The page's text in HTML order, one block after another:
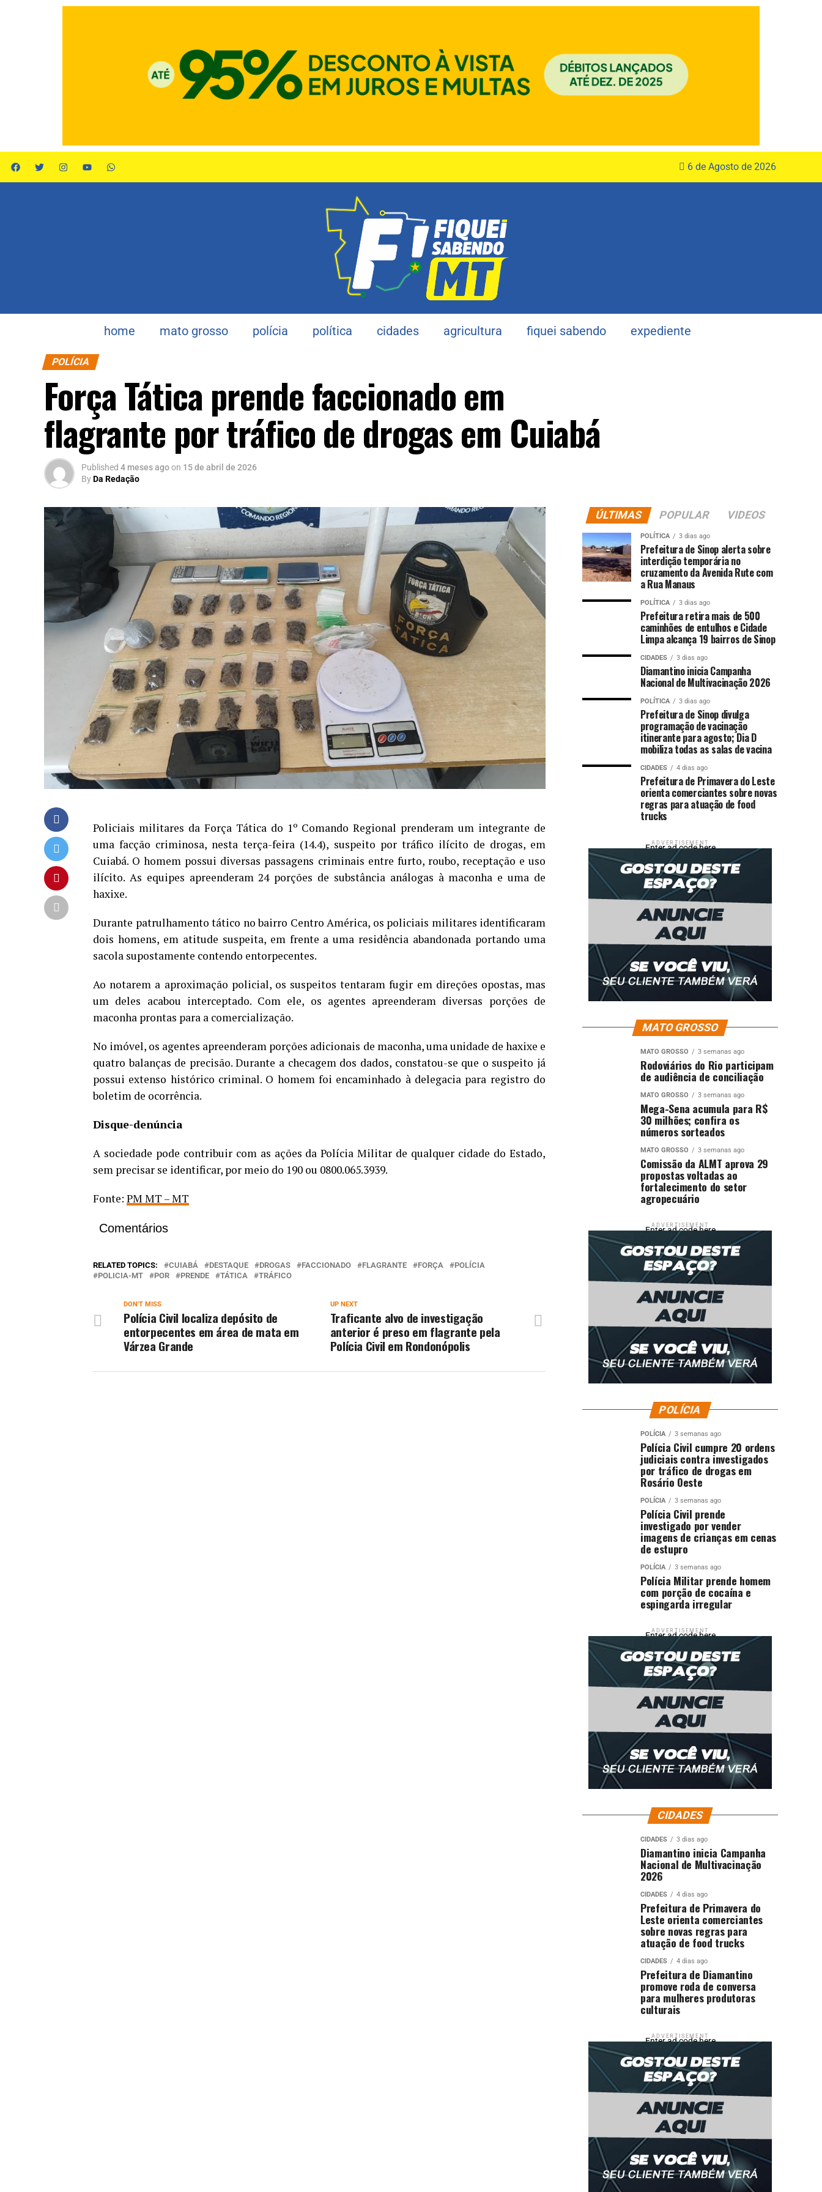
6 de Agosto de 2026
home mato grosso polícia política cidades agricultura fiquei sabendo expediente
POLÍCIA
Força Tática prende faccionado em
flagrante por tráfico de drogas em Cuiabá
Published 4 meses agoon 15 de abril de 2026
ByDa Redação
Policiais militares da Força Tática do 1º Comando Regional prenderam um integrante de
uma facção criminosa, nesta terça-feira (14.4), suspeito por tráfico ilícito de drogas, em
Cuiabá. O homem possui diversas passagens criminais entre furto, roubo, receptação e uso
ilícito. As equipes apreenderam 24 porções de substância análogas à maconha e uma de
haxixe.
Durante patrulhamento tático no bairro Centro América, os policiais militares identificaram
dois homens, em atitude suspeita, em frente a uma residência abandonada portando uma
sacola supostamente contendo entorpecentes.
Ao notarem a aproximação policial, os suspeitos tentaram fugir em direções opostas, mas
um deles acabou interceptado. Com ele, os agentes apreenderam diversas porções de
maconha prontas para a comercialização.
No imóvel, os agentes apreenderam porções adicionais de maconha, uma unidade de haxixe e
quatro balanças de precisão. Durante a checagem dos dados, constatou-se que o suspeito já
possui extenso histórico criminal. O homem foi encaminhado à delegacia para registro do
boletim de ocorrência.
Disque-denúncia
A sociedade pode contribuir com as ações da Polícia Militar de qualquer cidade do Estado,
sem precisar se identificar, por meio do 190 ou 0800.065.3939.
Fonte: PM MT – MT
Comentários
RELATED TOPICS: CUIABÁ DESTAQUE DROGAS FACCIONADO FLAGRANTE FORÇA
POLÍCIA
POLICIA-MT
POR PRENDE TÁTICA TRÁFICO
UP NEXT
Traficante alvo de investigação
anterior é preso em flagrante pela
Polícia Civil em Rondonópolis
DON'T MISS
Polícia Civil localiza depósito de
entorpecentes em área de mata em
Várzea Grande
ÚLTIMAS POPULAR VIDEOS
POLÍTICA 3 dias ago
Prefeitura de Sinop alerta sobre
interdição temporária no
cruzamento da Avenida Rute com
a Rua Manaus
POLÍTICA 3 dias ago
Prefeitura retira mais de 500
caminhões de entulhos e Cidade
Limpa alcança 19 bairros de Sinop
CIDADES 3 dias ago
Diamantino inicia Campanha
Nacional de Multivacinação 2026
POLÍTICA 3 dias ago
Prefeitura de Sinop divulga
programação de vacinação
itinerante para agosto; Dia D
mobiliza todas as salas de vacina
CIDADES 4 dias ago
Prefeitura de Primavera do Leste
orienta comerciantes sobre novas
regras para atuação de food
trucks
ADVERTISEMENT
Enter ad code here
MATO GROSSO
MATO GROSSO 3 semanas ago
Rodoviários do Rio participam
de audiência de conciliação
MATO GROSSO 3 semanas ago
Mega-Sena acumula para R$
30 milhões; confira os
números sorteados
MATO GROSSO 3 semanas ago
Comissão da ALMT aprova 29
propostas voltadas ao
fortalecimento do setor
agropecuário
ADVERTISEMENT
Enter ad code here
POLÍCIA
POLÍCIA 3 semanas ago
Polícia Civil cumpre 20 ordens
judiciais contra investigados
por tráfico de drogas em
Rosário Oeste
POLÍCIA 3 semanas ago
Polícia Civil prende
investigado por vender
imagens de crianças em cenas
de estupro
POLÍCIA 3 semanas ago
Polícia Militar prende homem
com porção de cocaína e
espingarda irregular
ADVERTISEMENT
Enter ad code here
CIDADES
CIDADES 3 dias ago
Diamantino inicia Campanha
Nacional de Multivacinação
2026
CIDADES 4 dias ago
Prefeitura de Primavera do
Leste orienta comerciantes
sobre novas regras para
atuação de food trucks
CIDADES 4 dias ago
Prefeitura de Diamantino
promove roda de conversa
para mulheres produtoras
culturais
ADVERTISEMENT
Enter ad code here